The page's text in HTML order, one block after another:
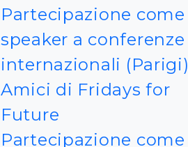
Partecipazione come
speaker a conferenze
internazionali (Parigi)
Amici di Fridays for
Future
Partecipazione come